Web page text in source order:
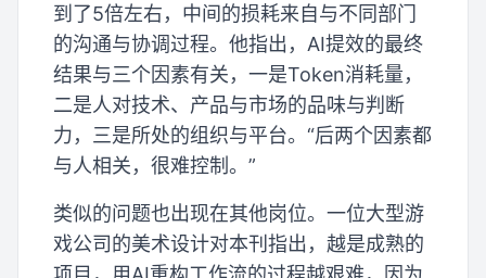
到了5倍左右，中间的损耗来自与不同部门
的沟通与协调过程。他指出，AI提效的最终
结果与三个因素有关，一是Token消耗量，
二是人对技术、产品与市场的品味与判断
力，三是所处的组织与平台。“后两个因素都
与人相关，很难控制。”
类似的问题也出现在其他岗位。一位大型游
戏公司的美术设计对本刊指出，越是成熟的